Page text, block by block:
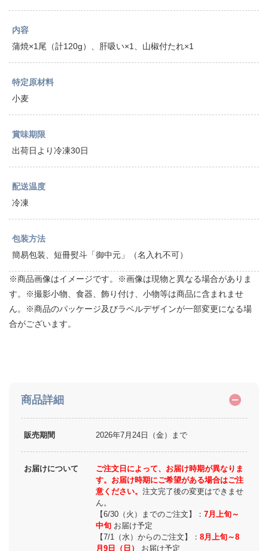
商品詳細
販売期間 2026年7月24日（金）まで
お届けについて
ご注文日によって、お届け時期が異なりま
す。お届け時期にご希望がある場合はご注
意ください。 注文完了後の変更はできませ
ん。
【6/30（火）までのご注文】： 7月上旬～
中旬 お届け予定
【7/1（水）からのご注文】： 8月上旬～8
月9日（日）
お届け予定
内容
蒲焼×1尾（計120g）、肝吸い×1、山椒付たれ×1
特定原材料
小麦
賞味期限
出荷日より冷凍30日
配送温度
冷凍
包装方法
簡易包装、短冊熨斗「御中元」（名入れ不可）
※商品画像はイメージです。※画像は現物と異なる場合がありま
す。※撮影小物、食器、飾り付け、小物等は商品に含まれませ
ん。※商品のパッケージ及びラベルデザインが一部変更になる場
合がございます。